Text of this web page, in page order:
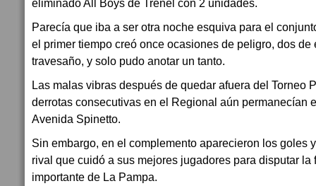
eliminado All Boys de Trenel con 2 unidades.
Parecía que iba a ser otra noche esquiva para el
el primer tiempo creó once ocasiones de peligro, dos de
travesaño, y solo pudo anotar un tanto.
Las malas vibras después de quedar afuera del Torneo
derrotas consecutivas en el Regional aún permanecían
Avenida Spinetto.
Sin embargo, en el complemento aparecieron los goles
rival que cuidó a sus mejores jugadores para disputar la
importante de La Pampa.